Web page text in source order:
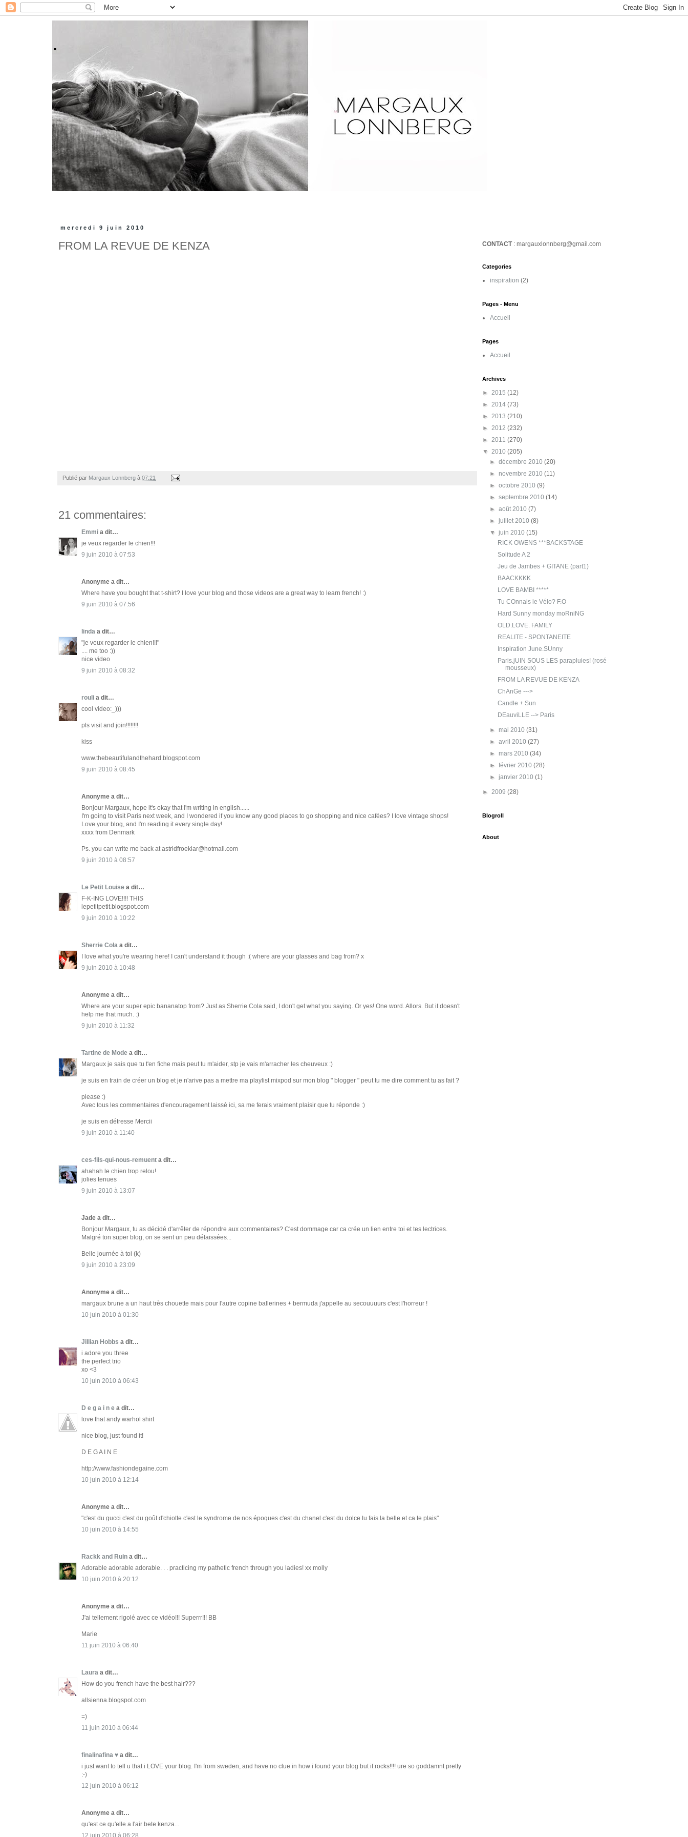
.
mercredi 9 juin 2010
FROM LA REVUE DE KENZA
Publié par Margaux Lonnberg à 07:21
21 commentaires:
Emmi a dit…
je veux regarder le chien!!!
9 juin 2010 à 07:53
Anonyme a dit…
Where have you bought that t-shirt? I love your blog and those videos are a great way to learn french! :)
9 juin 2010 à 07:56
linda a dit…
"je veux regarder le chien!!!"
.... me too :))
nice video
9 juin 2010 à 08:32
rouli a dit…
cool video:_)))
pls visit and join!!!!!!!!
kiss
www.thebeautifulandthehard.blogspot.com
9 juin 2010 à 08:45
Anonyme a dit…
Bonjour Margaux, hope it's okay that I'm writing in english......
I'm going to visit Paris next week, and I wondered if you know any good places to go shopping and nice cafées? I love vintage shops!
Love your blog, and I'm reading it every single day!
xxxx from Denmark
Ps. you can write me back at astridfroekiar@hotmail.com
9 juin 2010 à 08:57
Le Petit Louise a dit…
F-K-ING LOVE!!!! THIS
lepetitpetit.blogspot.com
9 juin 2010 à 10:22
Sherrie Cola a dit…
I love what you're wearing here! I can't understand it though :( where are your glasses and bag from? x
9 juin 2010 à 10:48
Anonyme a dit…
Where are your super epic bananatop from? Just as Sherrie Cola said, I don't get what you saying. Or yes! One word. Allors. But it doesn't
help me that much. :)
9 juin 2010 à 11:32
Tartine de Mode a dit…
Margaux je sais que tu t'en fiche mais peut tu m'aider, stp je vais m'arracher les cheuveux :)
je suis en train de créer un blog et je n'arive pas a mettre ma playlist mixpod sur mon blog " blogger " peut tu me dire comment tu as fait ?
please :)
Avec tous les commentaires d'encouragement laissé ici, sa me ferais vraiment plaisir que tu réponde :)
je suis en détresse Mercii
9 juin 2010 à 11:40
ces-fils-qui-nous-remuent a dit…
ahahah le chien trop relou!
jolies tenues
9 juin 2010 à 13:07
Jade a dit…
Bonjour Margaux, tu as décidé d'arrêter de répondre aux commentaires? C'est dommage car ca crée un lien entre toi et tes lectrices.
Malgré ton super blog, on se sent un peu délaissées...
Belle journée à toi (k)
9 juin 2010 à 23:09
Anonyme a dit…
margaux brune a un haut très chouette mais pour l'autre copine ballerines + bermuda j'appelle au secouuuurs c'est l'horreur !
10 juin 2010 à 01:30
Jillian Hobbs a dit…
i adore you three
the perfect trio
xo <3
10 juin 2010 à 06:43
D e g a i n e a dit…
love that andy warhol shirt
nice blog, just found it!
D E G A I N E
http://www.fashiondegaine.com
10 juin 2010 à 12:14
Anonyme a dit…
"c'est du gucci c'est du goût d'chiotte c'est le syndrome de nos époques c'est du chanel c'est du dolce tu fais la belle et ca te plais"
10 juin 2010 à 14:55
Rackk and Ruin a dit…
Adorable adorable adorable. . . practicing my pathetic french through you ladies! xx molly
10 juin 2010 à 20:12
Anonyme a dit…
J'ai tellement rigolé avec ce vidéo!!! Superrr!!! BB
Marie
11 juin 2010 à 06:40
Laura a dit…
How do you french have the best hair???
allsienna.blogspot.com
=)
11 juin 2010 à 06:44
finalinafina ♥ a dit…
i just want to tell u that i LOVE your blog. I'm from sweden, and have no clue in how i found your blog but it rocks!!!! ure so goddamnt pretty
:-)
12 juin 2010 à 06:12
Anonyme a dit…
qu'est ce qu'elle a l'air bete kenza...
12 juin 2010 à 06:28
CONTACT: margauxlonnberg@gmail.com
Categories
inspiration (2)
Pages - Menu
Accueil
Pages
Accueil
Archives
► 2015 (12)
► 2014 (73)
► 2013 (210)
► 2012 (232)
► 2011 (270)
▼ 2010 (205)
►décembre 2010(20)
► novembre 2010(11)
►octobre 2010(9)
►septembre 2010(14)
►août 2010(7)
►juillet 2010(8)
▼juin 2010(15)
RICK OWENS ***BACKSTAGE
Solitude A 2
Jeu de Jambes + GITANE (part1)
BAACKKKK
LOVE BAMBI *****
Tu COnnais le Vélo? F.O
Hard Sunny monday moRniNG
OLD.LOVE. FAMILY
REALITE - SPONTANEITE
Inspiration June.SUnny
Paris.jUIN SOUS LES parapluies! (rosé
mousseux)
FROM LA REVUE DE KENZA
ChAnGe --->
Candle + Sun
DEauviLLE --> Paris
► mai 2010(31)
►avril 2010(27)
► mars 2010(34)
►février 2010(28)
►janvier 2010(1)
► 2009 (28)
Blogroll
About